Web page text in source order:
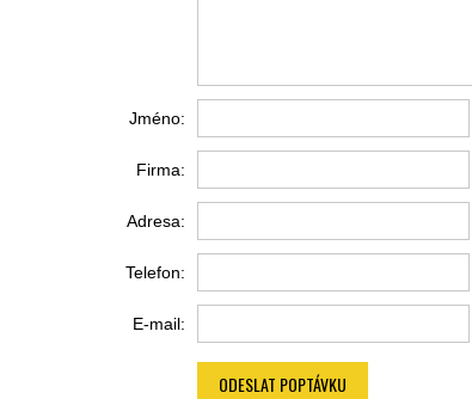
Jméno:
Firma:
Adresa:
Telefon:
E-mail:
ODESLAT POPTÁVKU